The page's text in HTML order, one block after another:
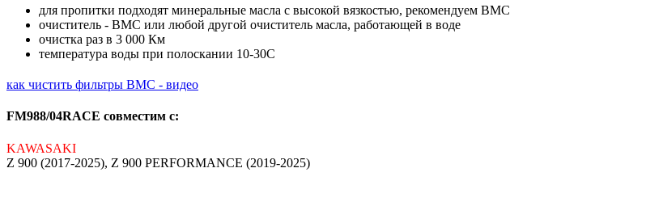
для пропитки подходят минеральные масла с высокой вязкостью, рекомендуем BMC
очиститель - BMC или любой другой очиститель масла, работающей в воде
очистка раз в 3 000 Км
температура воды при полоскании 10-30С
как чистить фильтры BMC - видео
FM988/04RACE совместим с:
KAWASAKI
Z 900 (2017-2025), Z 900 PERFORMANCE (2019-2025)